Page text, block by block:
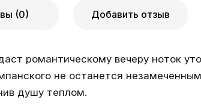
(0) Добавить отзыв
романтическому вечеру ноток
не останется
душу теплом.